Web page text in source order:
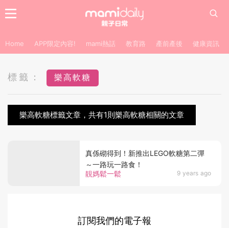
Home APP限定內容! mami熱話 教育路 產前產後 健康資訊
標籤： 樂高軟糖
樂高軟糖標籤文章，共有1則樂高軟糖相關的文章
靚媽鬆一鬆 9 years ago
真係砌得到！新推出LEGO軟糖第二彈
～一路玩一路食！
訂閱我們的電子報